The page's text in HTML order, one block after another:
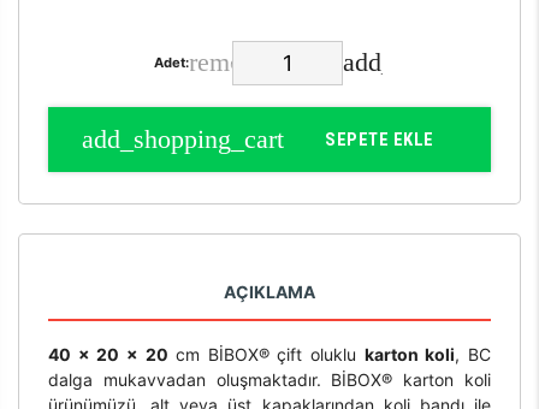
Adet:
SEPETE EKLE
AÇIKLAMA
40 x 20 x 20 cm BİBOX® çift oluklu karton koli, BC
dalga mukavvadan oluşmaktadır. BİBOX® karton koli